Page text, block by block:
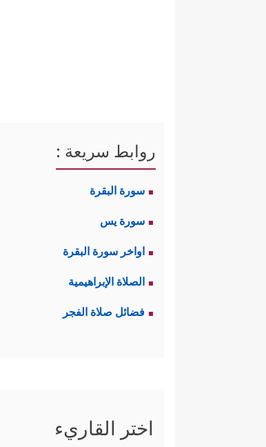
روابط سريعة :
سورة البقرة
سورة يس
اواخر سورة البقرة
الصلاة الإبراهيمية
فضائل صلاة الفجر
اختر القاريء